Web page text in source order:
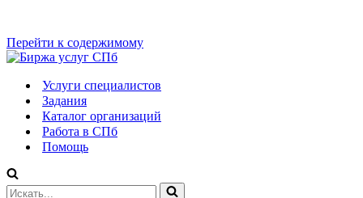
Перейти к содержимому
Услуги специалистов
Задания
Каталог организаций
Работа в СПб
Помощь
Искать...